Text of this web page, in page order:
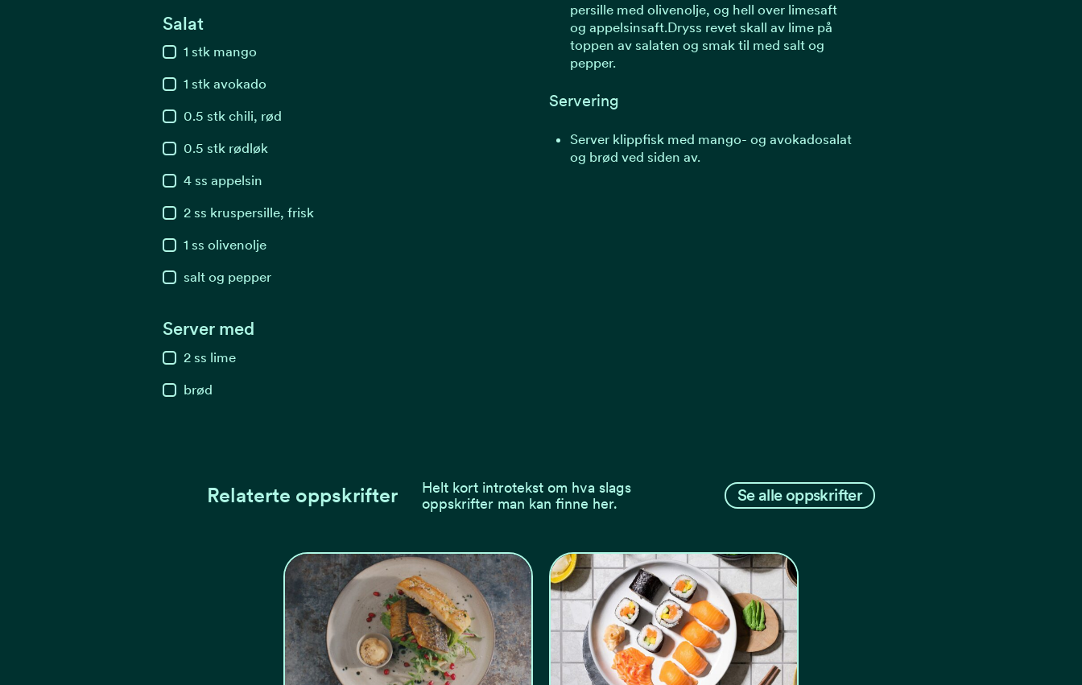
Salat
1 stk mango
1 stk avokado
0.5 stk chili, rød
0.5 stk rødløk
4 ss appelsin
2 ss kruspersille, frisk
1 ss olivenolje
salt og pepper
Server med
2 ss lime
brød
persille med olivenolje, og hell over limesaft
og appelsinsaft.Dryss revet skall av lime på
toppen av salaten og smak til med salt og
pepper.
Servering
Server klippfisk med mango- og avokadosalat
og brød ved siden av.
Relaterte oppskrifter
Helt kort introtekst om hva slags
oppskrifter man kan finne her.
Se alle oppskrifter